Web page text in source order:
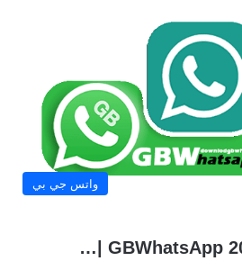
واتس جي بي